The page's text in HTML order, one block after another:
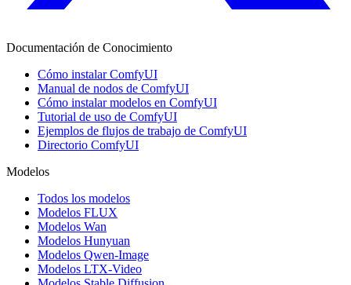
Documentación de Conocimiento
Cómo instalar ComfyUI
Manual de nodos de ComfyUI
Cómo instalar modelos en ComfyUI
Tutorial de uso de ComfyUI
Ejemplos de flujos de trabajo de ComfyUI
Directorio ComfyUI
Modelos
Todos los modelos
Modelos FLUX
Modelos Wan
Modelos Hunyuan
Modelos Qwen-Image
Modelos LTX-Video